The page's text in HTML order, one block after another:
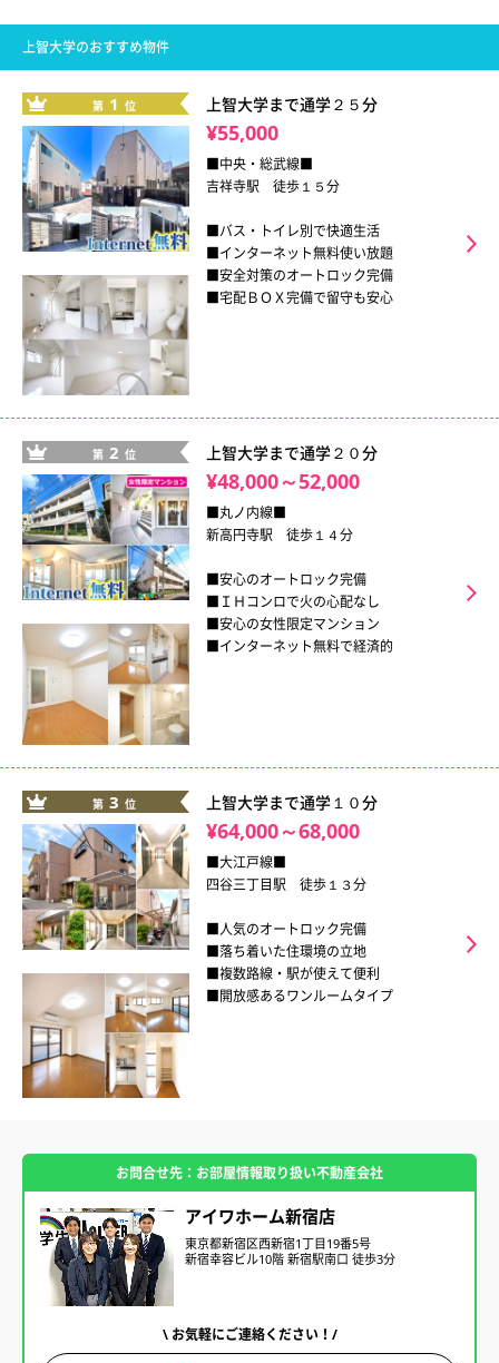
上智大学のおすすめ物件
第 1 位 上智大学まで通学２５分
¥55,000
■中央・総武線■
吉祥寺駅 徒歩１５分
■バス・トイレ別で快適生活
■インターネット無料使い放題
■安全対策のオートロック完備
■宅配ＢＯＸ完備で留守も安心
第 2 位 上智大学まで通学２０分
¥48,000～52,000
■丸ノ内線■
新高円寺駅 徒歩１４分
■安心のオートロック完備
■ＩＨコンロで火の心配なし
■安心の女性限定マンション
■インターネット無料で経済的
第 3 位 上智大学まで通学１０分
¥64,000～68,000
■大江戸線■
四谷三丁目駅 徒歩１３分
■人気のオートロック完備
■落ち着いた住環境の立地
■複数路線・駅が使えて便利
■開放感あるワンルームタイプ
お問合せ先：お部屋情報取り扱い不動産会社
アイワホーム新宿店
東京都新宿区西新宿1丁目19番5号
新宿幸容ビル10階 新宿駅南口 徒歩3分
\ お気軽にご連絡ください！/